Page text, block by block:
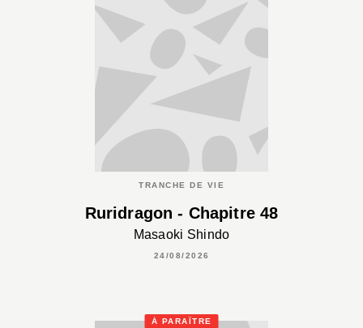
TRANCHE DE VIE
Ruridragon - Chapitre 48
Masaoki Shindo
24/08/2026
À PARAÎTRE